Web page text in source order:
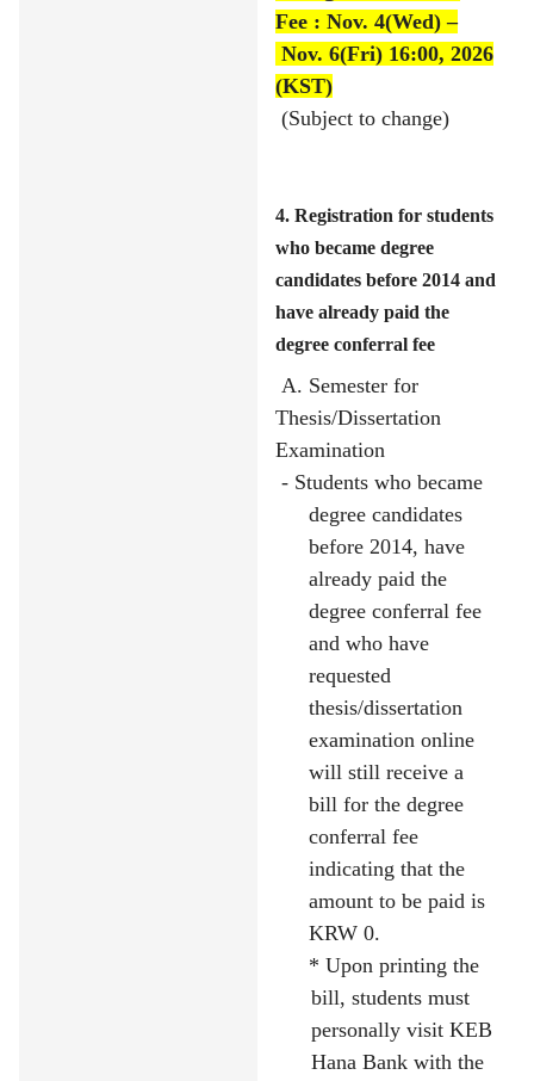
Fee : Nov. 4(Wed)–
Nov. 6(Fri) 16:00, 2026
(KST)
(Subject to change)
4. Registration for students
who became degree
candidates before 2014 and
have already paid the
degree conferral fee
A. Semester for
Thesis/Dissertation
Examination
- Students who became
degree candidates
before 2014, have
already paid the
degree conferral fee
and who have
requested
thesis/dissertation
examination online
will still receive a
bill for the degree
conferral fee
indicating that the
amount to be paid is
KRW 0.
* Upon printing the
bill, students must
personally visit KEB
Hana Bank with the